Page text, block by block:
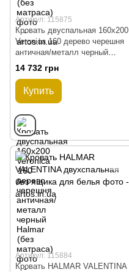
Артикул: 115875
Кровать двуспальная 160x200
Veronica 160 дерево черешня
античная/металл черный
Halmar (без матраса)
14 732 грн
Купить
Артикул: 115884
Кровать HALMAR VALENTINA